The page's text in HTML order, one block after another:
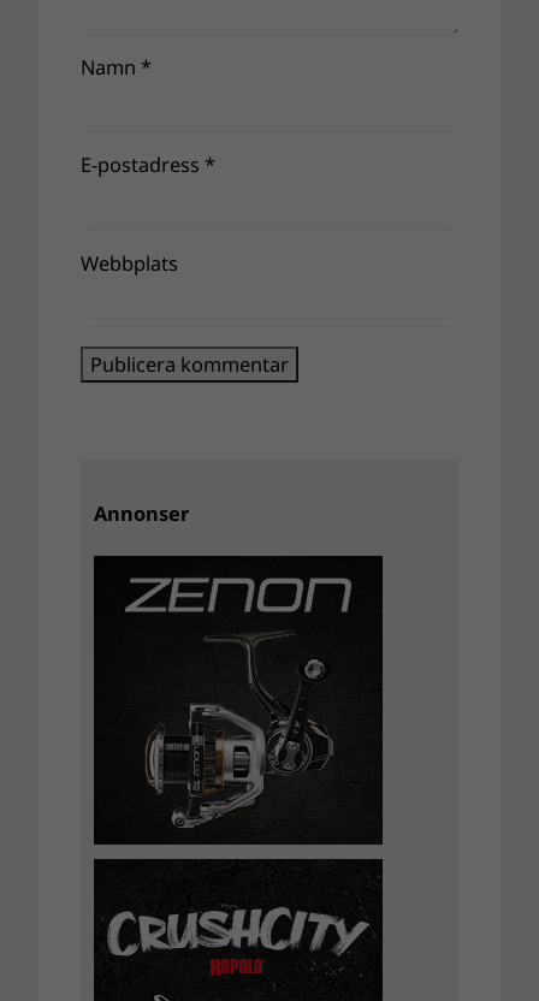
Namn *
E-postadress *
Webbplats
Annonser